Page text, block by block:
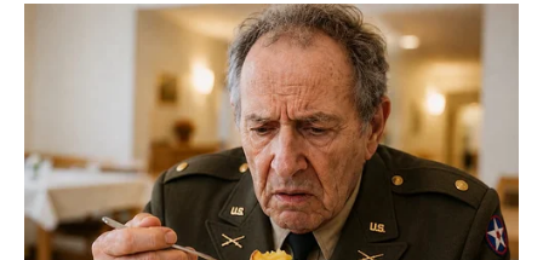
Posebno je važno obratiti pažnju naponude i prilike koje
. Ono što deluje malo ili nevažno,
može se pokazati kao ključna tačka preokreta. Sreća i
karma sada rade zajedno – ali samo za onog Ovna koji je
spreman da primi, a ne samo da daje.
Ljubav: karmički balans emocija